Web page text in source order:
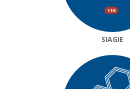
SIAGIE